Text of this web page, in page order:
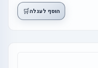
הוסף לעגלה🛒